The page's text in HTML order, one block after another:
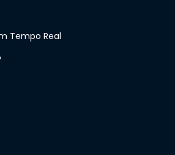
Tempo Real